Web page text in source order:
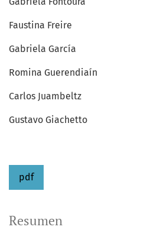
Faustina Freire
Gabriela García
Romina Guerendiaín
Carlos Juambeltz
Gustavo Giachetto
pdf
Resumen